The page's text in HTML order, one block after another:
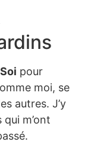
pour
moi, se
autres. J’y
m’ont